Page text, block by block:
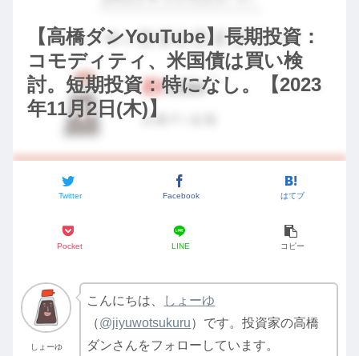
【高橋ダンYouTube】長期投資：
コモディティ、米国債は買い検
討。短期投資：特になし。【2023
年11月2日(木)】
Twitter Facebook はてブ
Pocket LINE コピー
しょーゆ
こんにちは、
しょーゆ
（@jiyuwotsukuru）です。投資家の高橋
ダンさんをフォローしています。